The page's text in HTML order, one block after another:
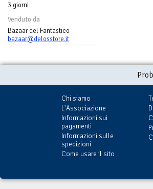
3 giorni
Venduto da
Bazaar del Fantastico
bazaar@delosstore.it
Chi siamo
L'Associazione
Informazioni sui
pagamenti
Informazioni sulle
spedizioni
Come usare il sito